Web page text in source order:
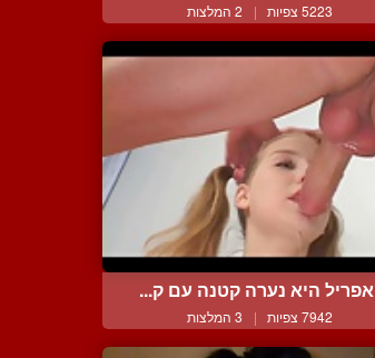
5223 צפיות | 2 המלצות
אפריל היא נערה קטנה עם ק...
7942 צפיות | 3 המלצות